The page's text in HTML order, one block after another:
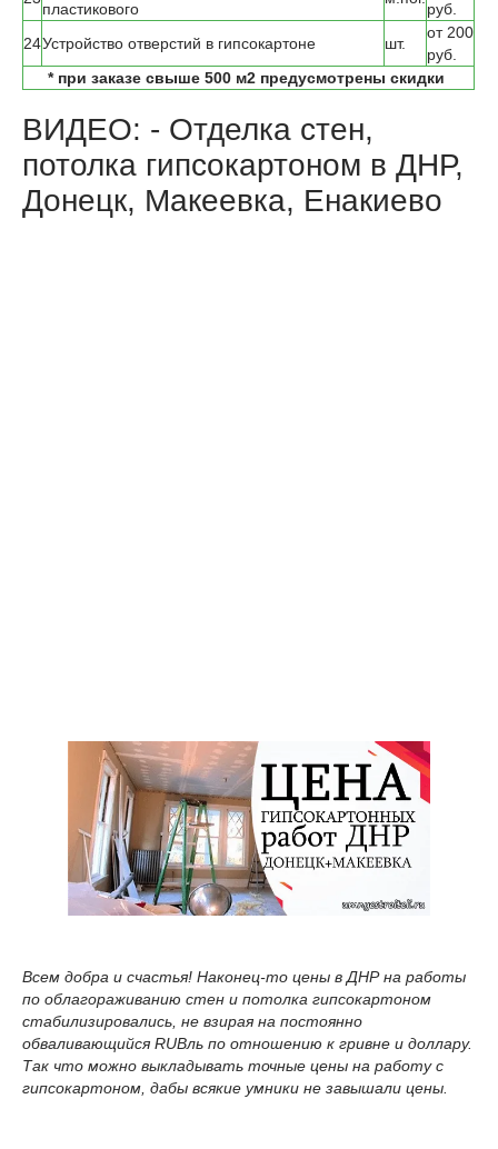
пластикового
руб.
24Устройство отверстий в гипсокартоне шт.
от 200
руб.
* при заказе свыше 500 м2 предусмотрены скидки
ВИДЕО: - Отделка стен,
потолка гипсокартоном в ДНР,
Донецк, Макеевка, Енакиево
Всем добра и счастья! Наконец-то цены в ДНР на работы
по облагораживанию стен и потолка гипсокартоном
стабилизировались, не взирая на постоянно
обваливающийся RUBль по отношению к гривне и доллару.
Так что можно выкладывать точные цены на работу с
гипсокартоном, дабы всякие умники не завышали цены.